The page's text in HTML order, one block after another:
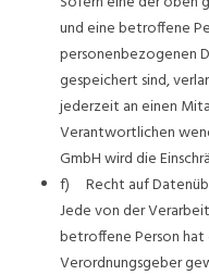
und eine betroffene
personenbezogenen
gespeichert sind,
jederzeit an einen
Verantwortlichen
GmbH wird die
f) Recht auf
Jede von der
betroffene Person hat
Verordnungsgeber